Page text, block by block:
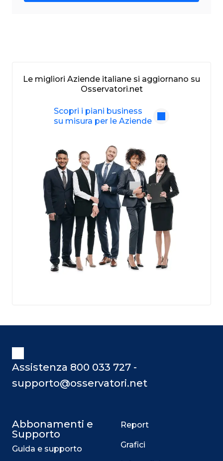
Le migliori Aziende italiane si aggiornano su
Osservatori.net
Scopri i piani business
su misura per le Aziende
Assistenza 800 033 727 -
supporto@osservatori.net
Abbonamenti e
Supporto
Guida e supporto
Report
Grafici